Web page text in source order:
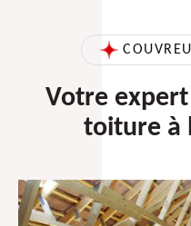
Votre
toiture à